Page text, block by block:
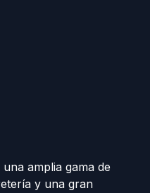
amplia gama de
y una gran